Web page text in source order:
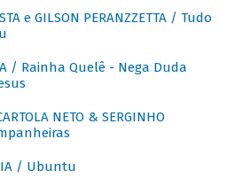
e GILSON PERANZZETTA / Tudo
/ Rainha Quelê - Nega Duda
NETO & SERGINHO
/ Ubuntu